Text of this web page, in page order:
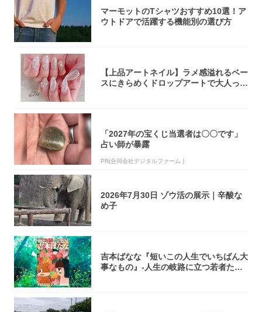
マーモットのTシャツおすすめ10選！ア
ウトドアで活躍する機能別の選び方
【上品アートネイル】ラメ感溢れるベー
スにきらめくドロップアートで大人っぽ
「2027年の宝くじ当選者は〇〇です」
占い師が暴露
PR(合同会社デジタルファーム )
2026年7月30日 ゾウ活の展示｜辛酸な
め子
吉本ばなな『短いこの人生でいちばん大
事なもの』-人生の岐路に立つ若者たち